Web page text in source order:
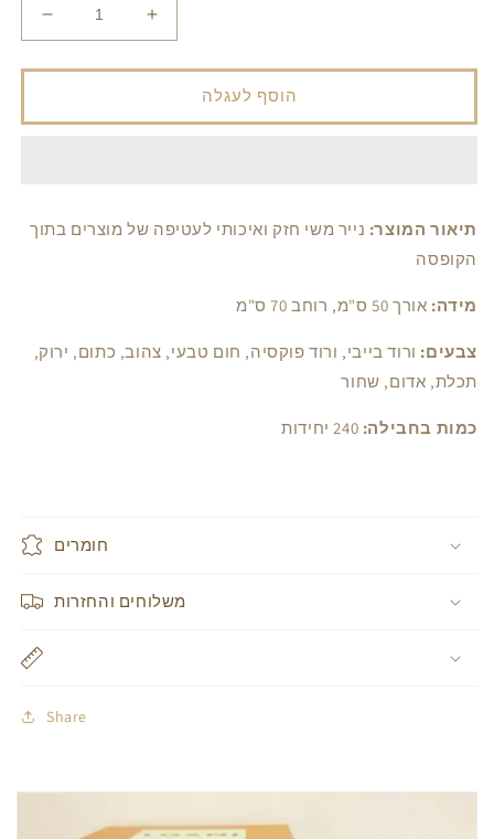
את
הכמות
נייר
הגדל
את
הכמות
נייר
הוסף לעגלה
תיאור המוצר: נייר משי חזק ואיכותי לעטיפה של מוצרים בתוך
הקופסה
מידה: אורך 50 ס"מ, רוחב 70 ס"מ
צבעים: ורוד בייבי, ורוד פוקסיה, חום טבעי, צהוב, כתום, ירוק,
תכלת, אדום, שחור
כמות בחבילה:
חומרים
משלוחים והחזרות
Share